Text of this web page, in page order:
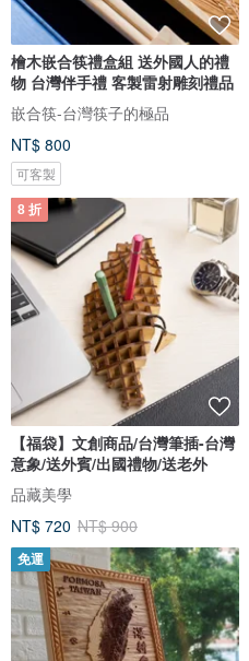
檜木嵌合筷禮盒組 送外國人的禮
物 台灣伴手禮 客製雷射雕刻禮品
嵌合筷-台灣筷子的極品
NT$ 800
可客製
8 折
【福袋】文創商品/台灣筆插-台灣
意象/送外賓/出國禮物/送老外
品藏美學
NT$ 720 NT$ 900
免運